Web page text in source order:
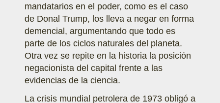
mandatarios en el poder, como es el caso
de Donal Trump, los lleva a negar en forma
demencial, argumentando que todo es
parte de los ciclos naturales del planeta.
Otra vez se repite en la historia la posición
negacionista del capital frente a las
evidencias de la ciencia.
La crisis mundial petrolera de 1973 obligó a